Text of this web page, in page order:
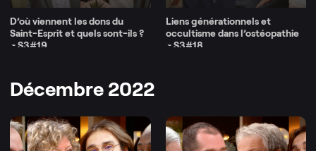
D’où viennent les dons du
Saint-Esprit et quels sont-ils ?
– S3#19
Liens générationnels et
occultisme dans l’ostéopathie
– S3#18
Décembre 2022